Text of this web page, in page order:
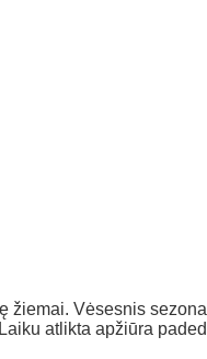
Vėsesnis
atlikta apžiūra